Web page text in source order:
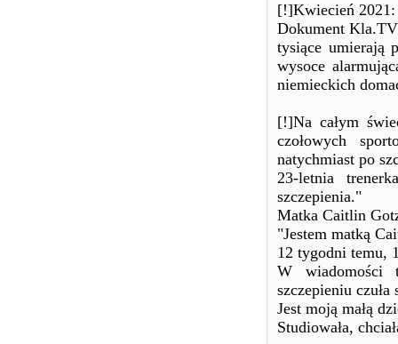
[!]Kwiecień 2021:
Dokument
tysiące umierają
wysoce
niemieckich
[!]Na całym
czołowych
natychmiast po
23-letnia
szczepienia."
Matka Caitlin
"Jestem matką
12 tygodni temu,
W wiadomości
szczepieniu czuła
Jest moją małą
Studiowała,